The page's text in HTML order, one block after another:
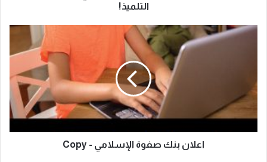
التلميذ!
اعلان بنك صفوة الإسلامي - Copy